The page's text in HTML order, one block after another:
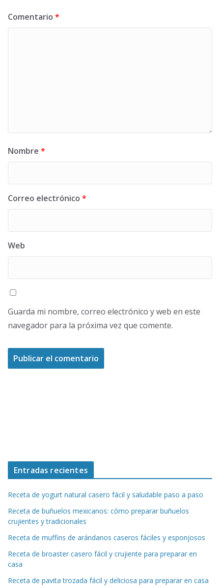
Comentario *
Nombre *
Correo electrónico *
Web
Guarda mi nombre, correo electrónico y web en este
navegador para la próxima vez que comente.
Entradas recientes
Receta de yogurt natural casero fácil y saludable paso a paso
Receta de buñuelos mexicanos: cómo preparar buñuelos
crujientes y tradicionales
Receta de muffins de arándanos caseros fáciles y esponjosos
Receta de broaster casero fácil y crujiente para preparar en
casa
Receta de pavita trozada fácil y deliciosa para preparar en casa